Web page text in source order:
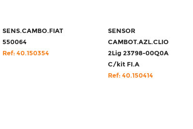
SENS.CAMBO.FIAT
550064
Ref: 40.150354
SENSOR
CAMBOT.AZL.CLIO
2Lig 23798-00Q0A
C/kit FI.A
Ref: 40.150414